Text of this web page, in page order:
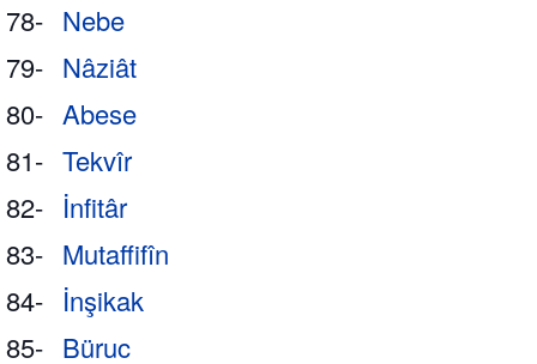
78- Nebe
79- Nâziât
80- Abese
81- Tekvîr
82- İnfitâr
83- Mutaffifîn
84- İnşikak
85- Büruc